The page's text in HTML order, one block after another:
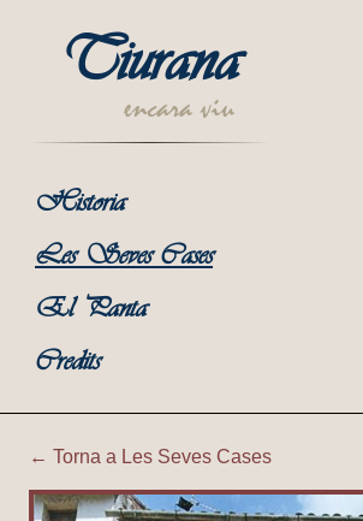
Tiurana
encara viu
Historia
Les Seves Cases
El Panta
Credits
Tiurana | Ca l'Orteu
← Torna a Les Seves Cases